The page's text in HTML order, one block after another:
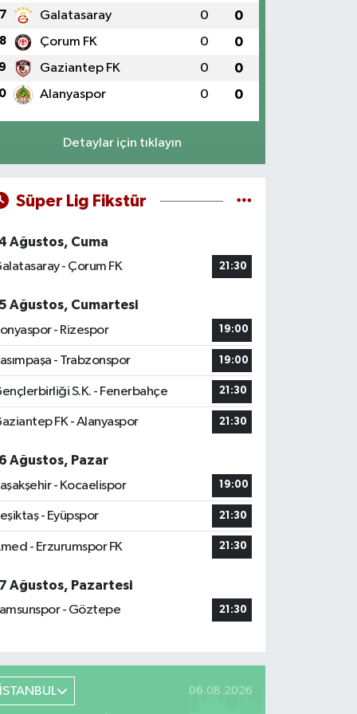
7 Galatasaray 0 0
8 Çorum FK 0 0
9 Gaziantep FK 0 0
Alanyaspor 0 0
Detaylar için tıklayın
Süper Lig Fikstür
Ağustos, Cuma
- Çorum FK
21:30
Ağustos, Cumartesi
- Rizespor
19:00
- Trabzonspor 19:00
S.K. - Fenerbahçe 21:30
FK - Alanyaspor 21:30
Ağustos, Pazar
- Kocaelispor
19:00
- Eyüpspor 21:30
- Erzurumspor FK 21:30
Ağustos, Pazartesi
- Göztepe
21:30
İSTANBUL 06.08.2026